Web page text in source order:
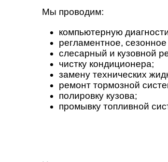
Мы проводим:
компьютерную
регламентное,
слесарный и кузовной
чистку кондиционера;
замену технических
ремонт тормозной
полировку кузова;
промывку топливной